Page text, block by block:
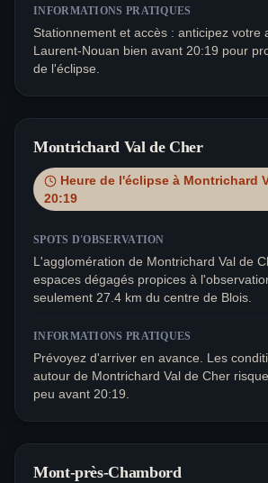
INFORMATIONS PRATIQUES
Stationnement et accès : anticipez votre
Laurent-Nouan bien avant 20:19 pour
de l'éclipse.
Montrichard Val de Cher
Heure de l'éclipse à Montrichard
20:19
SPOTS D'OBSERVATION
L'agglomération de Montrichard Val de
espaces dégagés propices à
seulement 27.4 km du centre de Blois.
INFORMATIONS PRATIQUES
Prévoyez d'arriver en avance. Les
autour de Montrichard Val de Cher
peu avant 20:19.
Mont-près-Chambord